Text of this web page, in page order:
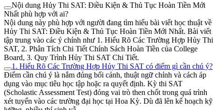
Nội dung Hủy Thi SAT: Điều Kiện & Thủ Tục Hoàn Tiền Mới
Nhất phù hợp với ai?
Nội dung này phù hợp với người đang tìm hiểu bài viết học thuật về
Hủy Thi SAT: Điều Kiện & Thủ Tục Hoàn Tiền Mới Nhất. Bài viết
tập trung vào các ý chính như 1. Hiểu Rõ Các Trường Hợp Hủy Thi
SAT, 2. Phân Tích Chi Tiết Chính Sách Hoàn Tiền của College
Board, 3. Quy Trình Hủy Thi SAT Chi Tiết.
1. Hiểu Rõ Các Trường Hợp Hủy Thi SAT có điểm gì cần chú ý?
Điểm cần chú ý là nắm đúng bối cảnh, thuật ngữ chính và cách áp
dụng vào mục tiêu học tập hoặc ra quyết định. Kỳ thi SAT
(Scholastic Assessment Test) đóng vai trò then chốt trong quá trình
xét tuyển vào các trường đại học tại Hoa Kỳ. Dù đã lên kế hoạch kỹ